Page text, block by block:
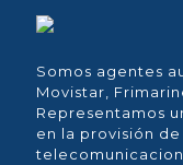
Somos agentes
Movistar,
Representamos
en la provisión